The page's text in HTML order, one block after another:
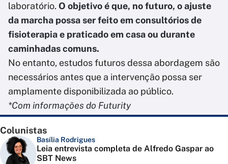
laboratório. O objetivo é que, no futuro, o ajuste
da marcha possa ser feito em consultórios de
fisioterapia e praticado em casa ou durante
caminhadas comuns.
No entanto, estudos futuros dessa abordagem são
necessários antes que a intervenção possa ser
amplamente disponibilizada ao público.
*Com informações do Futurity
Colunistas
Basília Rodrigues
Leia entrevista completa de Alfredo Gaspar ao
SBT News